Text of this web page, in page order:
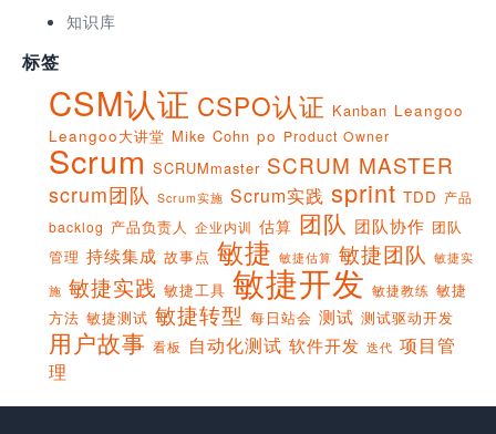
知识库
标签
CSM认证 CSPO认证 Kanban Leangoo
Leangoo大讲堂 Mike Cohn po Product Owner
Scrum SCRUMmaster SCRUM MASTER
scrum团队 Scrum实施 Scrum实践 sprint TDD 产品
backlog 产品负责人 企业内训 估算 团队 团队协作 团队
管理 持续集成 故事点 敏捷 敏捷估算 敏捷团队 敏捷实
施 敏捷实践 敏捷工具 敏捷开发 敏捷教练 敏捷
方法 敏捷测试 敏捷转型 每日站会 测试 测试驱动开发
用户故事 看板 自动化测试 软件开发 迭代 项目管
理